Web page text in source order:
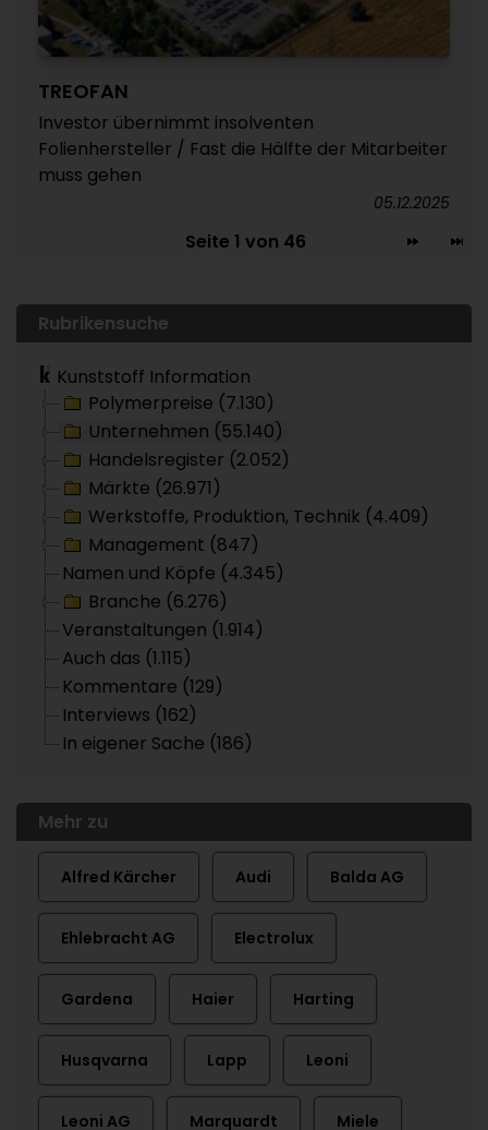
TREOFAN
Investor übernimmt insolventen
Folienhersteller / Fast die Hälfte der Mitarbeiter
muss gehen
05.12.2025
Seite 1 von 46
Rubrikensuche
Kunststoff Information
Polymerpreise (7.130)
Unternehmen (55.140)
Handelsregister (2.052)
Märkte (26.971)
Werkstoffe, Produktion, Technik (4.409)
Management (847)
Namen und Köpfe (4.345)
Branche (6.276)
Veranstaltungen (1.914)
Auch das (1.115)
Kommentare (129)
Interviews (162)
In eigener Sache (186)
Mehr zu
Alfred Kärcher Audi Balda AG
Ehlebracht AG Electrolux
Gardena Haier Harting
Husqvarna Lapp Leoni
Leoni AG Marquardt Miele